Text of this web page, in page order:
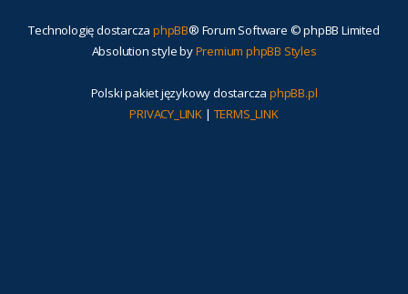
Technologię dostarcza phpBB® Forum Software © phpBB Limited
Absolution style byPremium phpBB Styles
Polski pakiet językowy dostarcza phpBB.pl
PRIVACY_LINK | TERMS_LINK